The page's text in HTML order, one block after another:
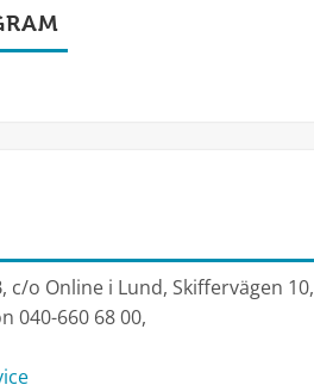
c/o Online i Lund, Skiffervägen 10,
040-660 68 00,